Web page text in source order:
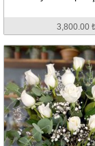
3,800.00 ₺